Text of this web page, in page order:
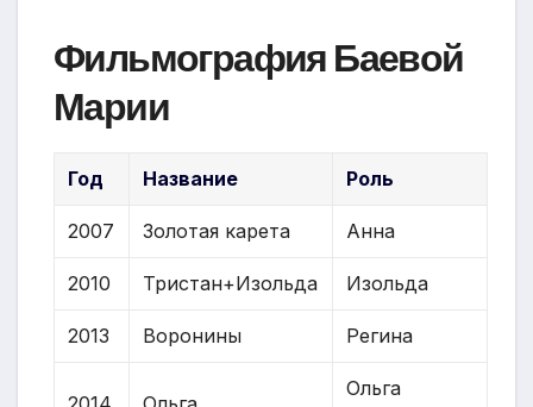
Фильмография Баевой
Марии
Год Название Роль
2007 Золотая карета Анна
2010 Тристан+Изольда Изольда
2013 Воронины Регина
Ольга